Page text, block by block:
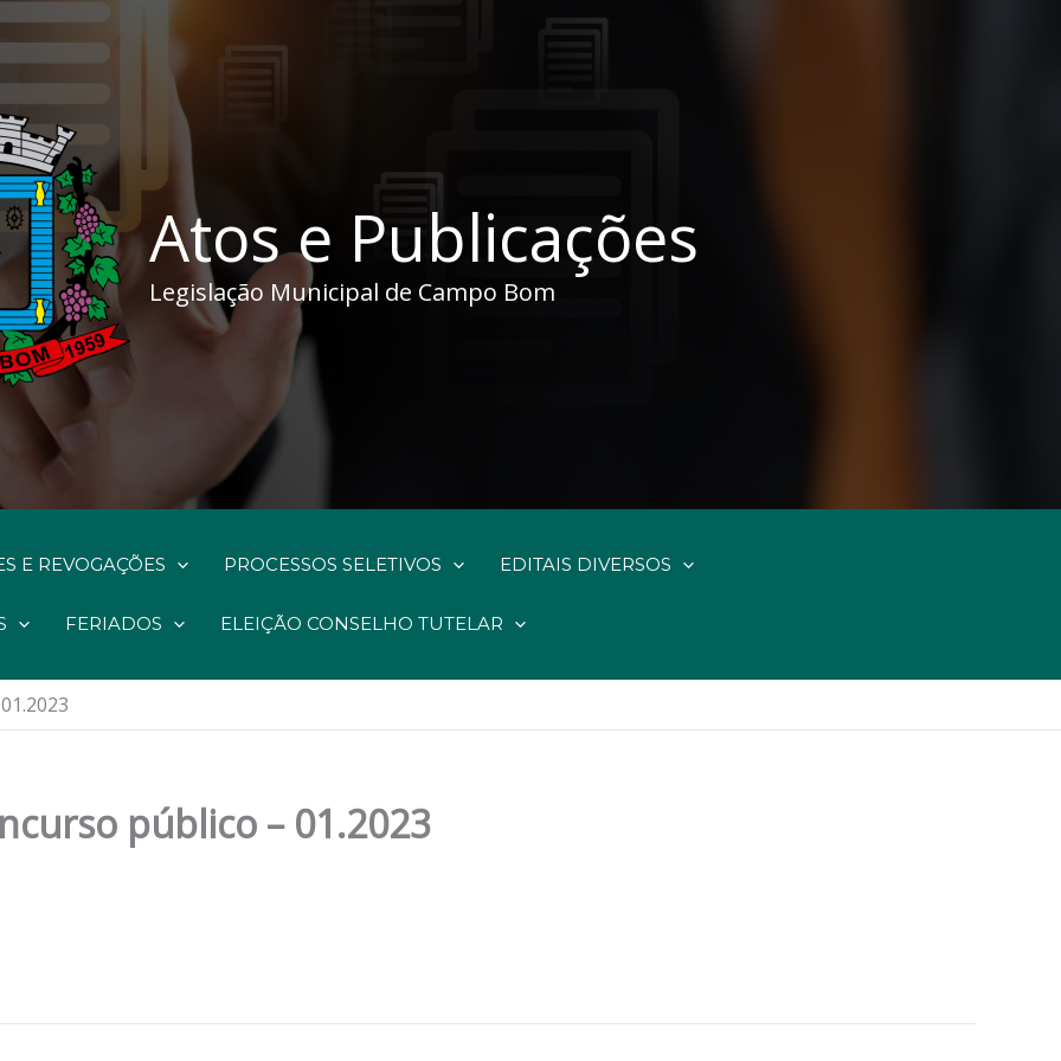
Atos e Publicações
Legislação Municipal de Campo Bom
E REVOGAÇÕES PROCESSOS SELETIVOS EDITAIS DIVERSOS
FERIADOS ELEIÇÃO CONSELHO TUTELAR
público – 01.2023